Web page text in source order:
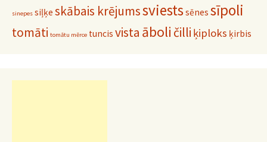
sinepes siļķe skābais krējumssviestssēnes sīpoli
tomāti tomātu mērce tuncis vista āboli čilli ķiploks ķirbis